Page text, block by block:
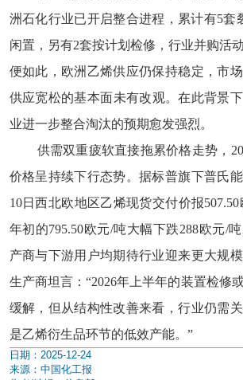
洲石化行业已开启整合进程，累计有5套
闲置，另有2套按计划检修，行业并购活
便如此，欧洲乙烯供应仍保持稳定，市
供应宽松的基本面未有改观。在此背景
业进一步整合淘汰的预期愈发强烈。
供需双重疲软直接拖累价格走势，
价格呈持续下行态势。据标普旗下普氏
10日西北欧地区乙烯现货交付价报
年初的795.50欧元/吨大幅下跌288欧元/
产商与下游用户均期待行业迎来更大规
生产商坦言：“2026年上半年的装置检修
缓解，但从结构性改善来看，行业仍需
是乙烯衍生品环节的低效产能。”
日期：2025-12-24
来源：中国化工报